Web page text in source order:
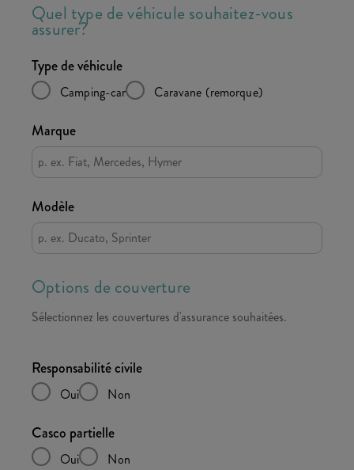
Quel type de véhicule souhaitez-vous
assurer?
Type de véhicule
Camping-car Caravane (remorque)
Marque
Modèle
Options de couverture
Sélectionnez les couvertures d'assurance souhaitées.
Responsabilité civile
Oui Non
Casco partielle
Oui Non